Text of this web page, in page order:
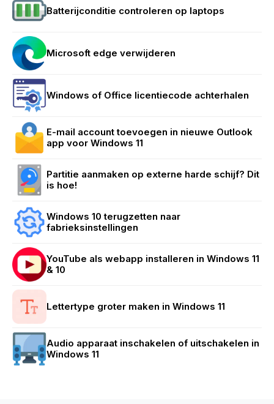
Batterijconditie controleren op laptops
Microsoft edge verwijderen
Windows of Office licentiecode achterhalen
E-mail account toevoegen in nieuwe Outlook
app voor Windows 11
Partitie aanmaken op externe harde schijf? Dit
is hoe!
Windows 10 terugzetten naar
fabrieksinstellingen
YouTube als webapp installeren in Windows 11
& 10
Lettertype groter maken in Windows 11
Audio apparaat inschakelen of uitschakelen in
Windows 11